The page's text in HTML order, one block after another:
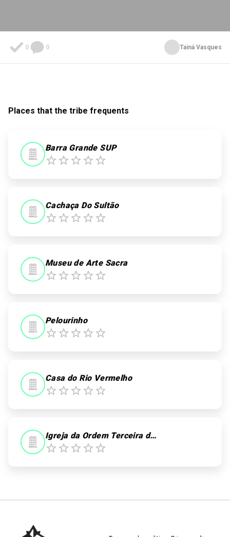
0 0 Tainá Vasques
Places that the tribe frequents
Barra Grande SUP
Cachaça Do Sultão
Museu de Arte Sacra
Pelourinho
Casa do Rio Vermelho
Igreja da Ordem Terceira de São Francisco